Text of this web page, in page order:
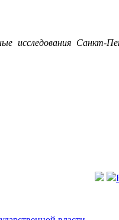
исследования